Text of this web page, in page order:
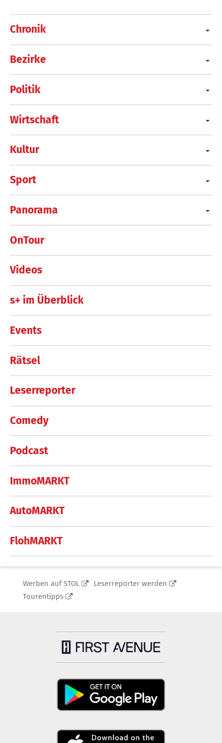
Chronik
Bezirke
Politik
Wirtschaft
Kultur
Sport
Panorama
OnTour
Videos
s+ im Überblick
Events
Rätsel
Leserreporter
Comedy
Podcast
ImmoMARKT
AutoMARKT
FlohMARKT
Werben auf STOL
Leserreporter werden
Tourentipps